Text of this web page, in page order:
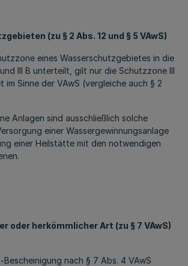
(zu § 2 Abs. 12 und § 5 VAwS)
eines Wasserschutzgebietes in die
III B unterteilt, gilt nur die Schutzzone III
im Sinne der VAwS (vergleiche auch § 2
Anlagen sind ausschließlich solche
einer Wassergewinnungsanlage
einer Heilstätte mit den notwendigen
oder herkömmlicher Art (zu § 7 VAwS)
nach § 7 Abs. 4 VAwS